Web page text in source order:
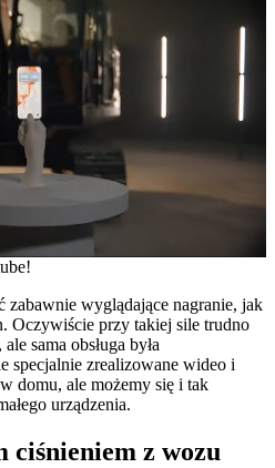
zabawnie wyglądające nagranie, jak
Oczywiście przy takiej sile trudno
sama obsługa była
specjalnie zrealizowane wideo i
domu, ale możemy się i tak
urządzenia.
ciśnieniem z wozu